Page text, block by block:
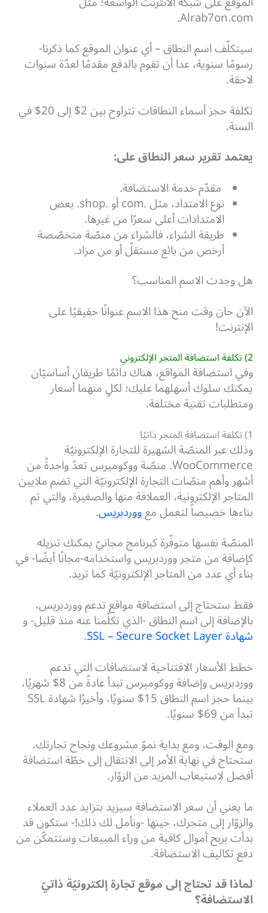
Alrab7on.com.
سيتكلّف اسم النطاق – أي عنوان الموقع كما ذكرنا-
رسومًا سنوية، عدا أن تقوم بالدفع مقدمًا لعدّة سنوات
لاحقة.
تكلفة حجز أسماء النطاقات تتراوح بين 2$ إلى 20$ في
السنة.
يعتمد تقرير سعر النطاق على:
مقدّم خدمة الاستضافة.
نوع الامتداد، مثل .com أو .shop. بعض
الامتدادات أعلى سعرًا من غيرها.
طريقة الشراء، فالشراء من منصّة متخصّصة
أرخص من بائع مستقلّ أو من مزاد.
هل وجدت الاسم المناسب؟
الآن حان وقت منح هذا الاسم عنوانًا حقيقيًا على
الإنترنت!
2) تكلفة استضافة المتجر الإلكتروني
وفي استضافة المواقع، هناك دائمًا طريقان أساسيّان
يمكنك سلوك أسهلهما عليك؛ لكلٍ منهما أسعار
ومتطلبات تقنية مختلفة.
1) تكلفة استضافة المتجر ذاتيًا
وذلك عبر المنصّة الشهيرة للتجارة الإلكترونيّة
WooCommerce. منصّة ووكوميرس تعدّ واحدةً من
أشهر وأهم منصّات التجارة الإلكترونيّة التي تضم ملايين
المتاجر الإلكترونية، العملاقة منها والصغيرة، والتي تم
بناءها خصيصاً لتعمل معووردبريس.
المنصّة نفسها متوفّرة كبرنامج مجانيّ يمكنك تنزيله
كإضافة من متجر ووردبريس واستخدامه-مجانًا أيضًا- في
بناء أي عدد من المتاجر الإلكترونيّة كما تريد.
فقط ستحتاج إلى استضافة مواقع تدعم ووردبريس،
بالإضافة إلى اسم النطاق -الذي تكلّمنا عنه منذ قليل- و
شهادة SSL – Secure Socket Layer
.
خطط الأسعار الافتتاحية لاستضافات التي تدعم
ووردبريس وإضافة ووكوميرس تبدأ عادةً من 8$ شهريًا،
بينما حجز اسم النطاق 15$ سنويًا، وأخيرًا شهادة SSL
تبدأ من 69$ سنويًا.
ومع الوقت، ومع بداية نموّ مشروعك ونجاح تجارتك،
ستحتاج في نهاية الأمر إلى الانتقال إلى خطّة استضافة
أفضل لاستيعاب المزيد من الزوّار.
ما يعني أن سعر الاستضافة سيزيد بتزايد عدد العملاء
والزوّار إلى متجرك، حينها -ونأمل لك ذلك!- ستكون قد
بدأت بربح أموال كافية من وراء المبيعات وستتمكّن من
دفع تكاليف الاستضافة.
لماذا قد تحتاج إلى موقع تجارة إلكترونيّة ذاتيّ
الاستضافة؟